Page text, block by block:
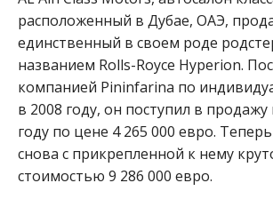
расположенный в Дубае, ОАЭ,
единственный в своем роде
названием Rolls-Royce Hyperion.
компанией Pininfarina по
в 2008 году, он поступил в
году по цене 4 265 000 евро.
снова с прикрепленной к нему
стоимостью 9 286 000 евро.